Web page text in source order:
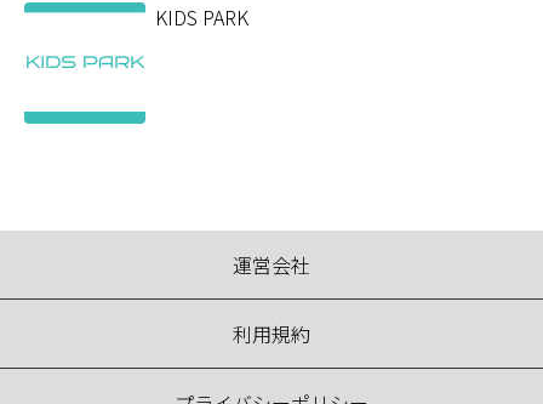
KIDS PARK
運営会社
利用規約